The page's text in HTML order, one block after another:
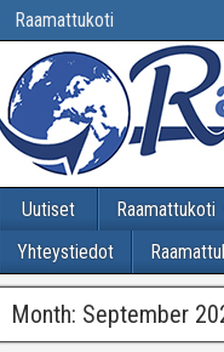
Raamattukoti
Uutiset Raamattukoti
Yhteystiedot
Month: September